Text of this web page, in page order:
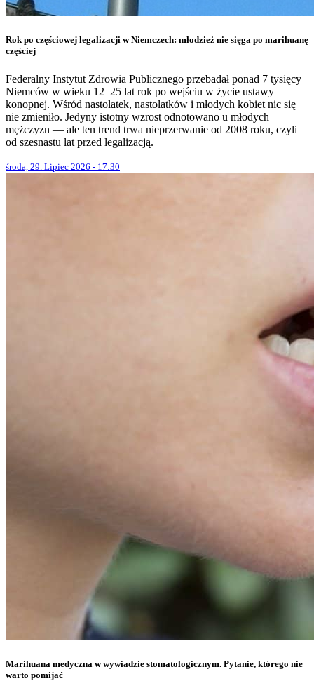
Rok po częściowej legalizacji w Niemczech: młodzież nie sięga po marihuanę
częściej
Federalny Instytut Zdrowia Publicznego przebadał ponad 7 tysięcy
Niemców w wieku 12–25 lat rok po wejściu w życie ustawy
konopnej. Wśród nastolatek, nastolatków i młodych kobiet nic się
nie zmieniło. Jedyny istotny wzrost odnotowano u młodych
mężczyzn — ale ten trend trwa nieprzerwanie od 2008 roku, czyli
od szesnastu lat przed legalizacją.
środa, 29. Lipiec 2026 - 17:30
Marihuana medyczna w wywiadzie stomatologicznym. Pytanie, którego nie
warto pomijać